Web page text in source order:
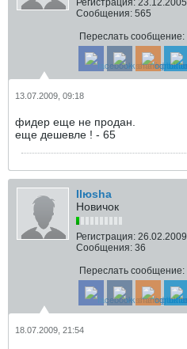
Регистрация: 23.12.2005
Сообщения: 565
Переслать сообщение:
13.07.2009, 09:18
фидер еще не продан.
еще дешевле ! - 65
Ilюsha
Новичок
Регистрация: 26.02.2009
Сообщения: 36
Переслать сообщение:
18.07.2009, 21:54